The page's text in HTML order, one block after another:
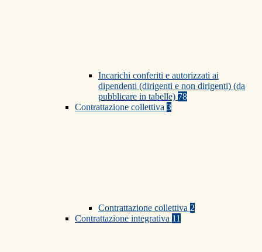
Incarichi conferiti e autorizzati ai
dipendenti (dirigenti e non dirigenti) (da
pubblicare in tabelle) 78
Contrattazione collettiva 3
Contrattazione collettiva 2
Contrattazione integrativa 11